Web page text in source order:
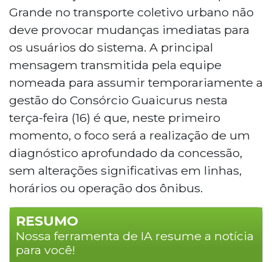
Grande no transporte coletivo urbano não
deve provocar mudanças imediatas para
os usuários do sistema. A principal
mensagem transmitida pela equipe
nomeada para assumir temporariamente a
gestão do Consórcio Guaicurus nesta
terça-feira (16) é que, neste primeiro
momento, o foco será a realização de um
diagnóstico aprofundado da concessão,
sem alterações significativas em linhas,
horários ou operação dos ônibus.
RESUMO
Nossa ferramenta de IA resume a notícia
para você!